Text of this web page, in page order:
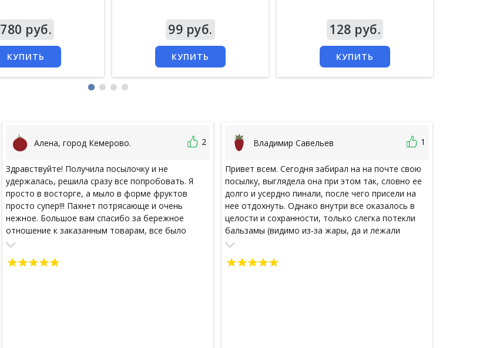
780 руб.
КУПИТЬ
99 руб.
КУПИТЬ
128 руб.
КУПИТЬ
Алена, город Кемерово. 2
Здравствуйте! Получила посылочку и не
удержалась, решила сразу все попробовать. Я
просто в восторге, а мыло в форме фруктов
просто супер!!! Пахнет потрясающе и очень
нежное. Большое вам спасибо за бережное
отношение к заказанным товарам, все было
очень тщательно упаковано и пришло в
постоянный клиент!!!
Владимир Савельев 1
Привет всем. Сегодня забирал на на почте свою
посылку, выглядела она при этом так, словно ее
долго и усердно пинали, после чего присели на
нее отдохнуть. Однако внутри все оказалось в
целости и сохранности, только слегка потекли
бальзамы (видимо из-за жары, да и лежали
баночки на боку).